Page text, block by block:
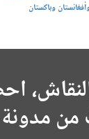
وباكستان